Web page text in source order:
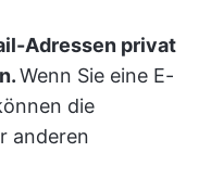
Adressen privat
Wenn Sie eine E-
die
anderen